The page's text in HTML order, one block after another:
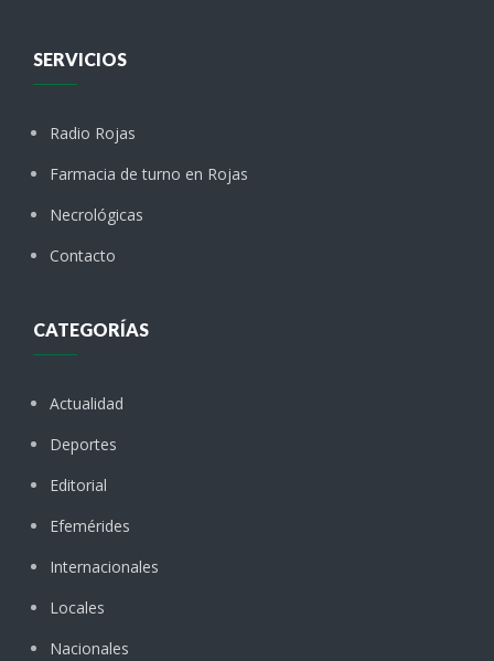
SERVICIOS
Radio Rojas
Farmacia de turno en Rojas
Necrológicas
Contacto
CATEGORÍAS
Actualidad
Deportes
Editorial
Efemérides
Internacionales
Locales
Nacionales